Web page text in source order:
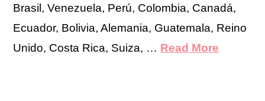
Brasil, Venezuela, Perú, Colombia, Canadá,
Ecuador, Bolivia, Alemania, Guatemala, Reino
Unido, Costa Rica, Suiza, … Read More